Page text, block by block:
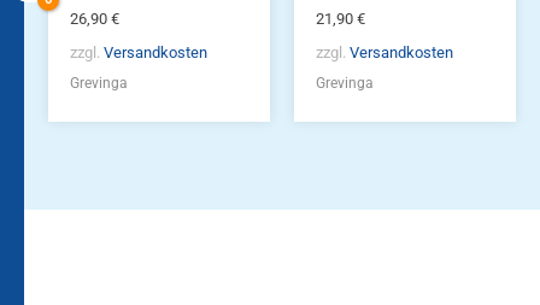
26,90 €
zzgl. Versandkosten
Grevinga
21,90 €
zzgl. Versandkosten
Grevinga